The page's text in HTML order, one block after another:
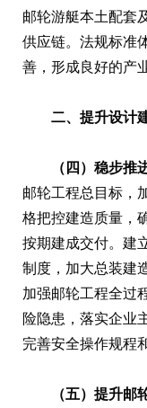
邮轮游艇本土配套
供应链。法规标准
善，形成良好的产
二、提升设计
（四）稳步推
邮轮工程总目标，
格把控建造质量，
按期建成交付。建
制度，加大总装建
加强邮轮工程全过
险隐患，落实企业
完善安全操作规程
（五）提升邮